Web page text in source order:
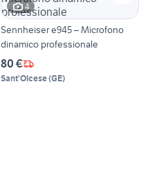
4
Sennheiser e945 – Microfono
dinamico professionale
80 €
Sant'Olcese(GE)